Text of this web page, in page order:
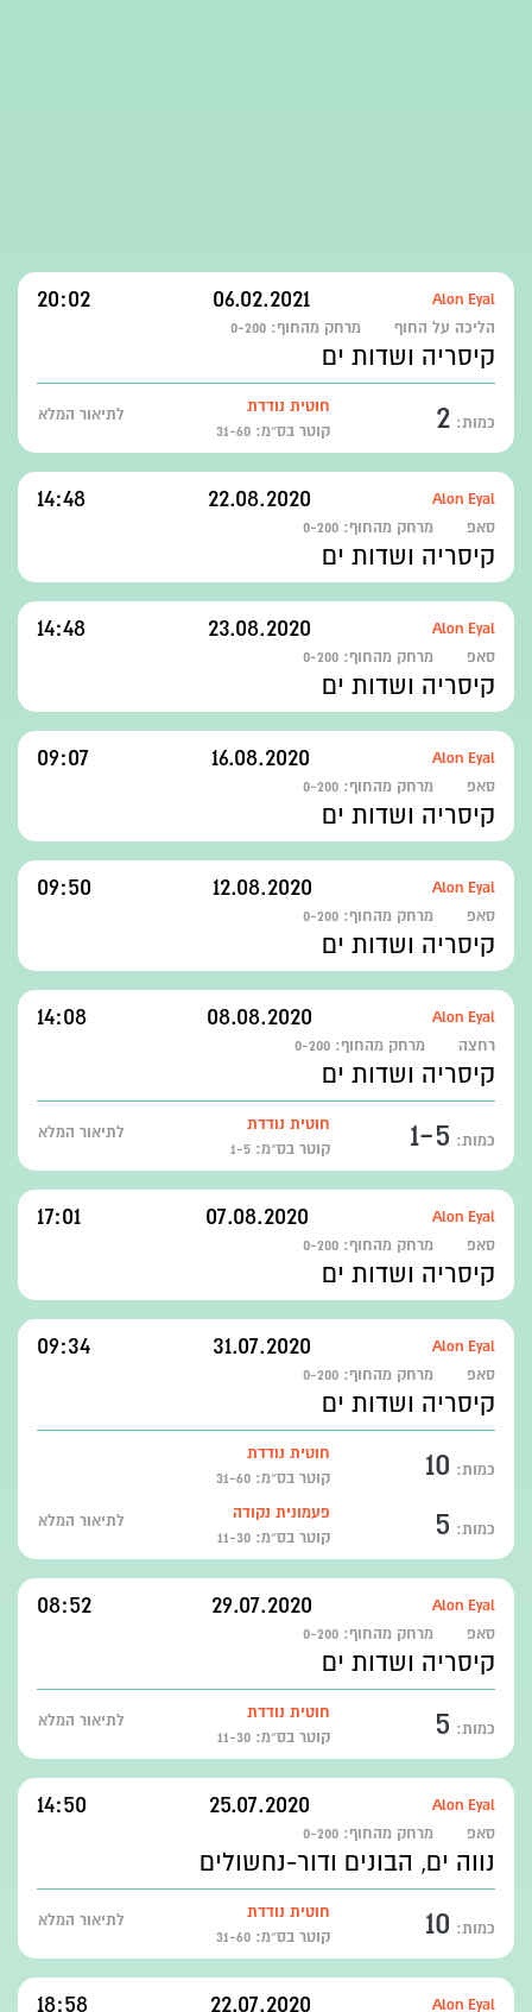
Alon Eyal
06.02.2021
20:02
הליכה על החוף מרחק מהחוף: 0-200
קיסריה ושדות ים
כמות: 2
חוטית נודדת
קוטר בס״מ: 31-60
לתיאור המלא
Alon Eyal
22.08.2020
14:48
סאפ מרחק מהחוף: 0-200
קיסריה ושדות ים
Alon Eyal
23.08.2020
14:48
סאפ מרחק מהחוף: 0-200
קיסריה ושדות ים
Alon Eyal
16.08.2020
09:07
סאפ מרחק מהחוף: 0-200
קיסריה ושדות ים
Alon Eyal
12.08.2020
09:50
סאפ מרחק מהחוף: 0-200
קיסריה ושדות ים
Alon Eyal
08.08.2020
14:08
רחצה מרחק מהחוף: 0-200
קיסריה ושדות ים
כמות: 1-5
חוטית נודדת
קוטר בס״מ: 1-5
לתיאור המלא
Alon Eyal
07.08.2020
17:01
סאפ מרחק מהחוף: 0-200
קיסריה ושדות ים
Alon Eyal
31.07.2020
09:34
סאפ מרחק מהחוף: 0-200
קיסריה ושדות ים
כמות: 10
חוטית נודדת
קוטר בס״מ: 31-60
כמות: 5
פעמונית נקודה
קוטר בס״מ: 11-30
לתיאור המלא
Alon Eyal
29.07.2020
08:52
סאפ מרחק מהחוף: 0-200
קיסריה ושדות ים
כמות: 5
חוטית נודדת
קוטר בס״מ: 11-30
לתיאור המלא
Alon Eyal
25.07.2020
14:50
סאפ מרחק מהחוף: 0-200
נווה ים, הבונים ודור-נחשולים
כמות: 10
חוטית נודדת
קוטר בס״מ: 31-60
לתיאור המלא
Alon Eyal
22.07.2020
18:58